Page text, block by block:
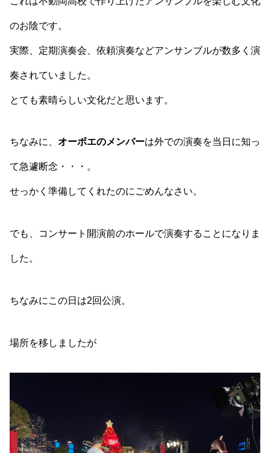
のお陰です。
実際、定期演奏会、依頼演奏などアンサンブルが数多く演
奏されていました。
とても素晴らしい文化だと思います。
ちなみに、 オーボエのメンバーは外での演奏を当日に知っ
て急遽断念・・・。
せっかく準備してくれたのにごめんなさい。
でも、コンサート開演前のホールで演奏することになりま
した。
ちなみにこの日は2回公演。
場所を移しましたが